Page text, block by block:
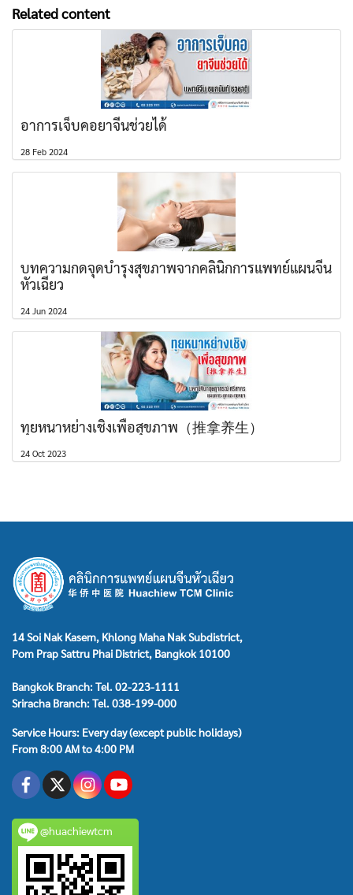
Related content
อาการเจ็บคอยาจีนช่วยได้
28 Feb 2024
บทความกดจุดบำรุงสุขภาพจากคลินิกการแพทย์แผนจีน
หัวเฉียว
24 Jun 2024
ทุยหนาหย่างเชิงเพื่อสุขภาพ（推拿养生）
24 Oct 2023
14 Soi Nak Kasem, Khlong Maha Nak Subdistrict,
Pom Prap Sattru Phai District, Bangkok 10100
Bangkok Branch: Tel. 02-223-1111
Sriracha Branch: Tel. 038-199-000
Service Hours: Every day (except public holidays)
From 8:00 AM to 4:00 PM
@huachiewtcm